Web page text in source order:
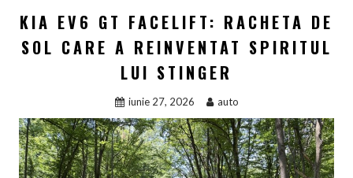
KIA EV6 GT FACELIFT: RACHETA DE
SOL CARE A REINVENTAT SPIRITUL
LUI STINGER
iunie 27, 2026 auto